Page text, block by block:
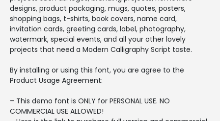
designs, product packaging, mugs, quotes, posters,
shopping bags, t-shirts, book covers, name card,
invitation cards, greeting cards, label, photography,
watermark, special events, and all your other lovely
projects that need a Modern Calligraphy Script taste.
By installing or using this font, you are agree to the
Product Usage Agreement:
– This demo font is ONLY for PERSONAL USE. NO
COMMERCIAL USE ALLOWED!